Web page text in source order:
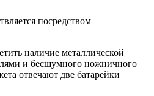
посредством
наличие металлической
и бесшумного ножничного
отвечают две батарейки